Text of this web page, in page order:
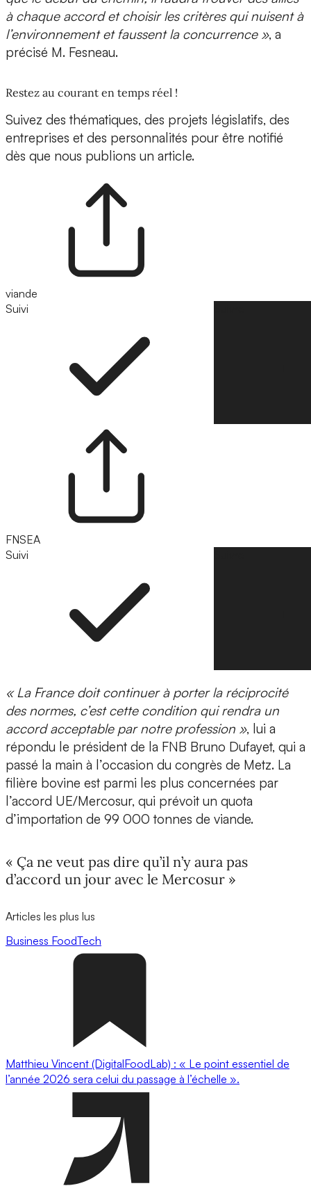
à chaque accord et choisir les critères qui nuisent à
l’environnement et faussent la concurrence », a
précisé M. Fesneau.
Restez au courant en temps réel !
Suivez des thématiques, des projets législatifs, des
entreprises et des personnalités pour être notifié
dès que nous publions un article.
viande
Suivi
FNSEA
Suivi
« La France doit continuer à porter la réciprocité
des normes, c’est cette condition qui rendra un
accord acceptable par notre profession », lui a
répondu le président de la FNB Bruno Dufayet, qui a
passé la main à l’occasion du congrès de Metz. La
filière bovine est parmi les plus concernées par
l’accord UE/Mercosur, qui prévoit un quota
d’importation de 99 000 tonnes de viande.
« Ça ne veut pas dire qu’il n’y aura pas
d’accord un jour avec le Mercosur »
Articles les plus lus
Business FoodTech
Matthieu Vincent (DigitalFoodLab) : « Le point essentiel de
l’année 2026 sera celui du passage à l’échelle ».